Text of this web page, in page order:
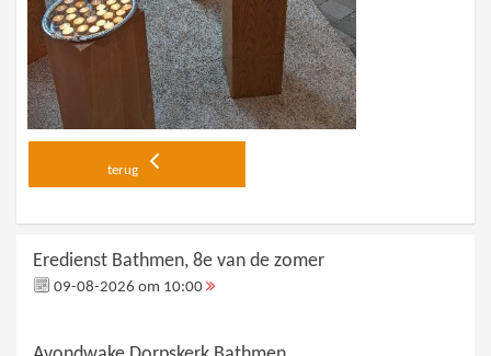
terug
Eredienst Bathmen, 8e van de zomer
09-08-2026 om 10:00